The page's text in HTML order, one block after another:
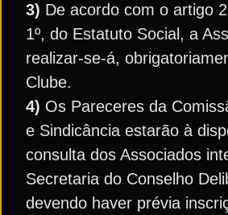
3) De acordo com o artigo
1º, do Estatuto Social, a
realizar-se-á,
Clube.
4) Os Pareceres da
e Sindicância estarão à
consulta dos Associados
Secretaria do Conselho
devendo haver prévia